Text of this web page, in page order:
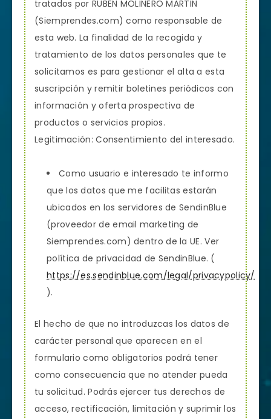
tratados por RUBEN MOLINERO MARTIN
(Siemprendes.com) como responsable de
esta web. La finalidad de la recogida y
tratamiento de los datos personales que te
solicitamos es para gestionar el alta a esta
suscripción y remitir boletines periódicos con
información y oferta prospectiva de
productos o servicios propios.
Legitimación: Consentimiento del interesado.
Como usuario e interesado te informo
que los datos que me facilitas estarán
ubicados en los servidores de SendinBlue
(proveedor de email marketing de
Siemprendes.com) dentro de la UE. Ver
política de privacidad de SendinBlue. (
https://es.sendinblue.com/legal/privacypolicy/
).
El hecho de que no introduzcas los datos de
carácter personal que aparecen en el
formulario como obligatorios podrá tener
como consecuencia que no atender pueda
tu solicitud. Podrás ejercer tus derechos de
acceso, rectificación, limitación y suprimir los